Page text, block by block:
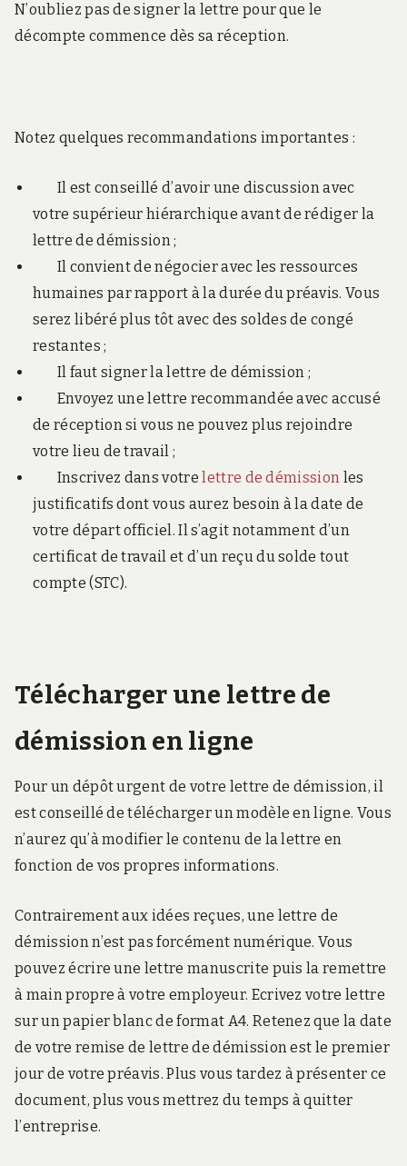
N’oubliez pas de signer la lettre pour que le
décompte commence dès sa réception.
Notez quelques recommandations importantes :
Il est conseillé d’avoir une discussion avec
votre supérieur hiérarchique avant de rédiger la
lettre de démission ;
Il convient de négocier avec les ressources
humaines par rapport à la durée du préavis. Vous
serez libéré plus tôt avec des soldes de congé
restantes ;
Il faut signer la lettre de démission ;
Envoyez une lettre recommandée avec accusé
de réception si vous ne pouvez plus rejoindre
votre lieu de travail ;
Inscrivez dans votrelettre de démission les
justificatifs dont vous aurez besoin à la date de
votre départ officiel. Il s’agit notamment d’un
certificat de travail et d’un reçu du solde tout
compte (STC).
Télécharger une lettre de
démission en ligne
Pour un dépôt urgent de votre lettre de démission, il
est conseillé de télécharger un modèle en ligne. Vous
n’aurez qu’à modifier le contenu de la lettre en
fonction de vos propres informations.
Contrairement aux idées reçues, une lettre de
démission n’est pas forcément numérique. Vous
pouvez écrire une lettre manuscrite puis la remettre
à main propre à votre employeur. Ecrivez votre lettre
sur un papier blanc de format A4. Retenez que la date
de votre remise de lettre de démission est le premier
jour de votre préavis. Plus vous tardez à présenter ce
document, plus vous mettrez du temps à quitter
l’entreprise.